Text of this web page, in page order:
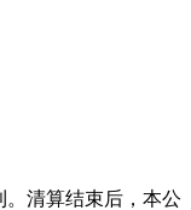
。清算结束后，本公